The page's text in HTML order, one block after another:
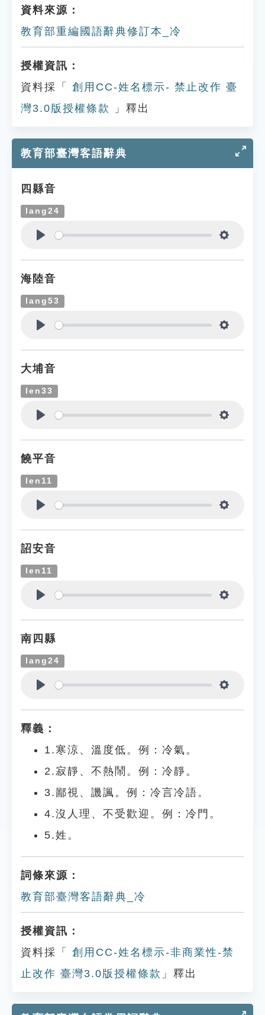
資料來源：
教育部重編國語辭典修訂本_冷
授權資訊：
資料採「
創用CC-姓名標示- 禁止改作 臺
灣3.0版授權條款
」釋出
教育部臺灣客語辭典
四縣音
lang24
海陸音
lang53
大埔音
len33
饒平音
len11
詔安音
len11
南四縣
lang24
釋義：
1.寒涼、溫度低。例：冷氣。
2.寂靜、不熱鬧。例：冷靜。
3.鄙視、譏諷。例：冷言冷語。
4.沒人理、不受歡迎。例：冷門。
5.姓。
詞條來源：
教育部臺灣客語辭典_冷
授權資訊：
資料採「
創用CC-姓名標示-非商業性-禁
止改作 臺灣3.0版授權條款 」釋出